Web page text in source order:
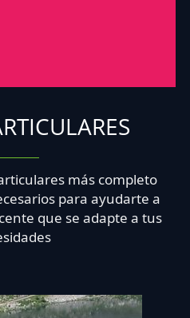
más completo
para ayudarte a
que se adapte a tus